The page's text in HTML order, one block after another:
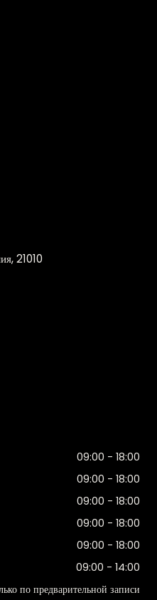
21010
09:00 - 18:00
09:00 - 18:00
09:00 - 18:00
09:00 - 18:00
09:00 - 18:00
09:00 - 14:00
по предварительной записи